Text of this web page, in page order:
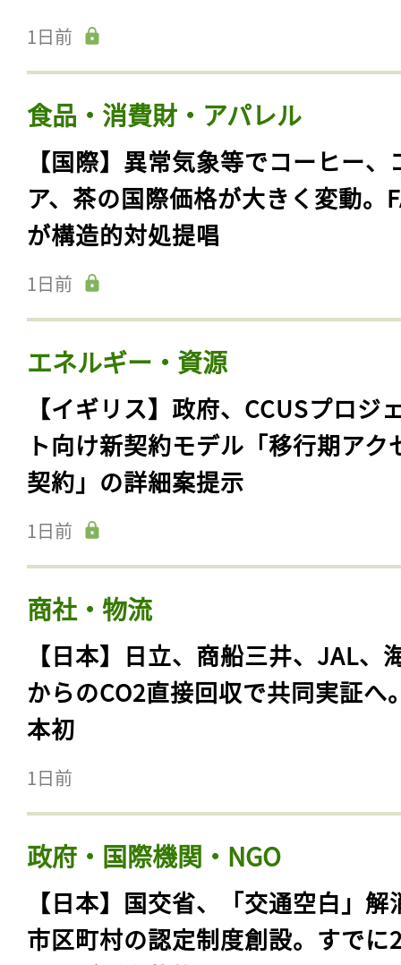
1日前
食品・消費財・アパレル
【国際】異常気象等でコーヒー、
ア、茶の国際価格が大きく変動。
が構造的対処提唱
1日前
エネルギー・資源
【イギリス】政府、CCUSプロジ
ト向け新契約モデル「移行期アク
契約」の詳細案提示
1日前
商社・物流
【日本】日立、商船三井、JAL、
からのCO2直接回収で共同実証へ
本初
1日前
政府・国際機関・NGO
【日本】国交省、「交通空白」解
市区町村の認定制度創設。すでに